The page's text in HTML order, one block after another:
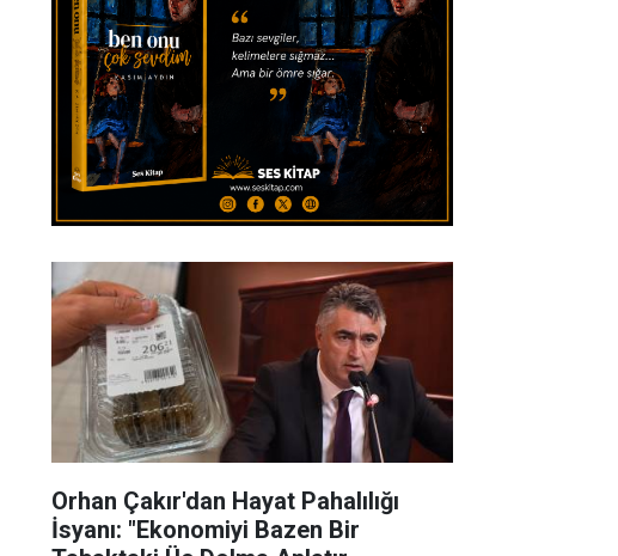
Orhan Çakır'dan Hayat Pahalılığı
İsyanı: "Ekonomiyi Bazen Bir